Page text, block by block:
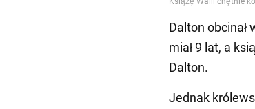
Dalton obcinał
miał 9 lat, a
Dalton.
Jednak